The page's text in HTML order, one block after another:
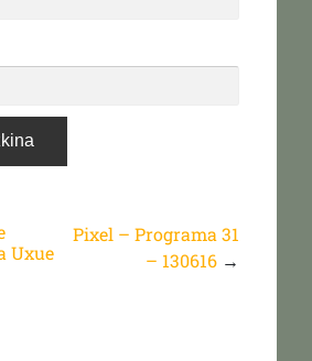
Uxue
Pixel – Programa 31
– 130616 →